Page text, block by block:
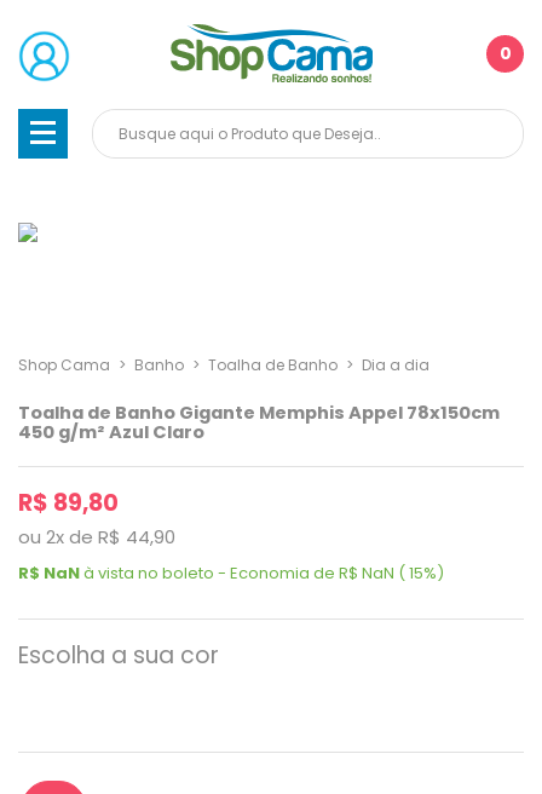
0
Shop Cama > Banho > Toalha de Banho > Dia a dia
Toalha de Banho Gigante Memphis Appel 78x150cm
450 g/m² Azul Claro
R$ 89,80
ou 2xde R$ 44,90
R$ NaNà vista no boleto - Economia de R$ NaN ( 15%)
Escolha a sua cor